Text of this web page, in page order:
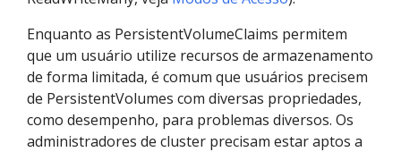
Enquanto as PersistentVolumeClaims permitem
que um usuário utilize recursos de armazenamento
de forma limitada, é comum que usuários precisem
de PersistentVolumes com diversas propriedades,
como desempenho, para problemas diversos. Os
administradores de cluster precisam estar aptos a